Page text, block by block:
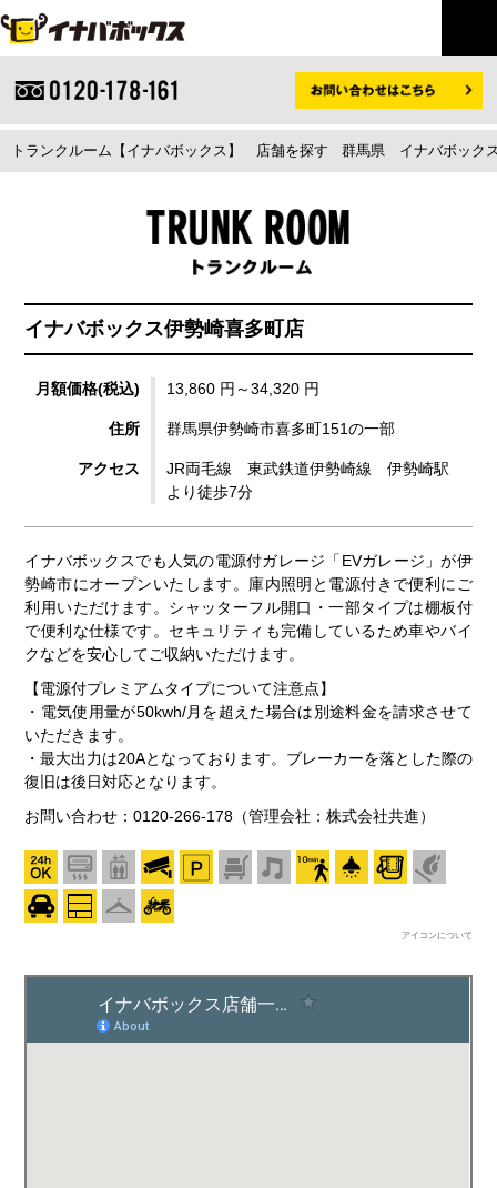
トランクルーム【イナバボックス】 店舗を探す 群馬県 イナバボック
イナバボックス伊勢崎喜多町店
月額価格(税込) 13,860 円～34,320 円
住所 群馬県伊勢崎市喜多町151の一部
アクセス
JR両毛線 東武鉄道伊勢崎線 伊勢崎駅
より徒歩7分
イナバボックスでも人気の電源付ガレージ「EVガレージ」が伊
勢崎市にオープンいたします。庫内照明と電源付きで便利にご
利用いただけます。シャッターフル開口・一部タイプは棚板付
で便利な仕様です。セキュリティも完備しているため車やバイ
クなどを安心してご収納いただけます。
【電源付プレミアムタイプについて注意点】
・電気使用量が50kwh/月を超えた場合は別途料金を請求させて
いただきます。
・最大出力は20Aとなっております。ブレーカーを落とした際の
復旧は後日対応となります。
お問い合わせ：0120-266-178（管理会社：株式会社共進）
アイコンについて